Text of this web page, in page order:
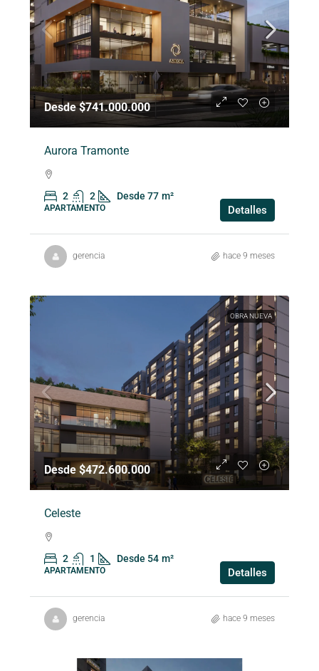
Desde $741.000.000
Aurora Tramonte
2 2 Desde 77 m²
APARTAMENTO Detalles
gerencia hace 9 meses
OBRA NUEVA
Desde $472.600.000
Celeste
2 1 Desde 54 m²
APARTAMENTO Detalles
gerencia hace 9 meses